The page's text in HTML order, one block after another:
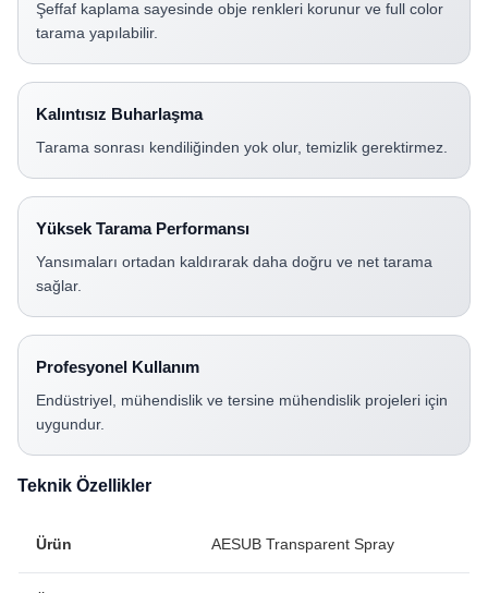
Şeffaf kaplama sayesinde obje renkleri korunur ve full color
tarama yapılabilir.
Kalıntısız Buharlaşma
Tarama sonrası kendiliğinden yok olur, temizlik gerektirmez.
Yüksek Tarama Performansı
Yansımaları ortadan kaldırarak daha doğru ve net tarama
sağlar.
Profesyonel Kullanım
Endüstriyel, mühendislik ve tersine mühendislik projeleri için
uygundur.
Teknik Özellikler
Ürün AESUB Transparent Spray